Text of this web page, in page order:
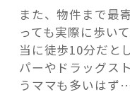
また、物件まで最
っても実際に歩い
当に徒歩10分だと
パーやドラッグス
うママも多いはず